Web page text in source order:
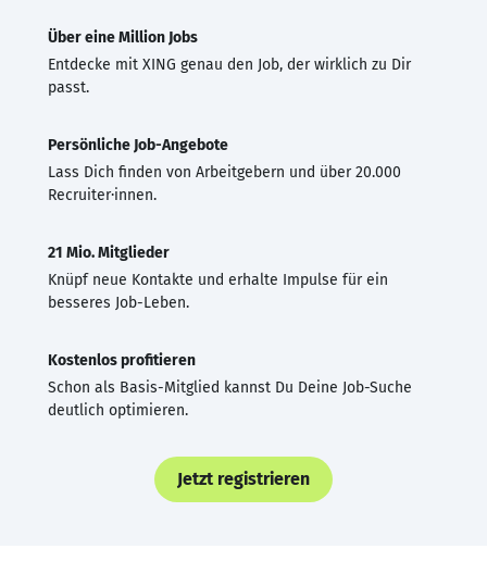
Über eine Million Jobs
Entdecke mit XING genau den Job, der wirklich zu Dir
passt.
Persönliche Job-Angebote
Lass Dich finden von Arbeitgebern und über 20.000
Recruiter·innen.
21 Mio. Mitglieder
Knüpf neue Kontakte und erhalte Impulse für ein
besseres Job-Leben.
Kostenlos profitieren
Schon als Basis-Mitglied kannst Du Deine Job-Suche
deutlich optimieren.
Jetzt registrieren